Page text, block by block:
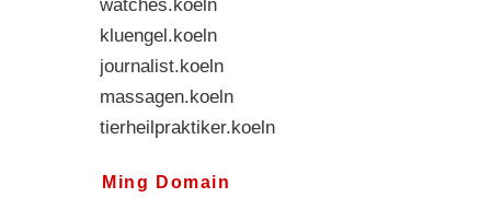
watches.koeln
kluengel.koeln
journalist.koeln
massagen.koeln
tierheilpraktiker.koeln
Ming Domain